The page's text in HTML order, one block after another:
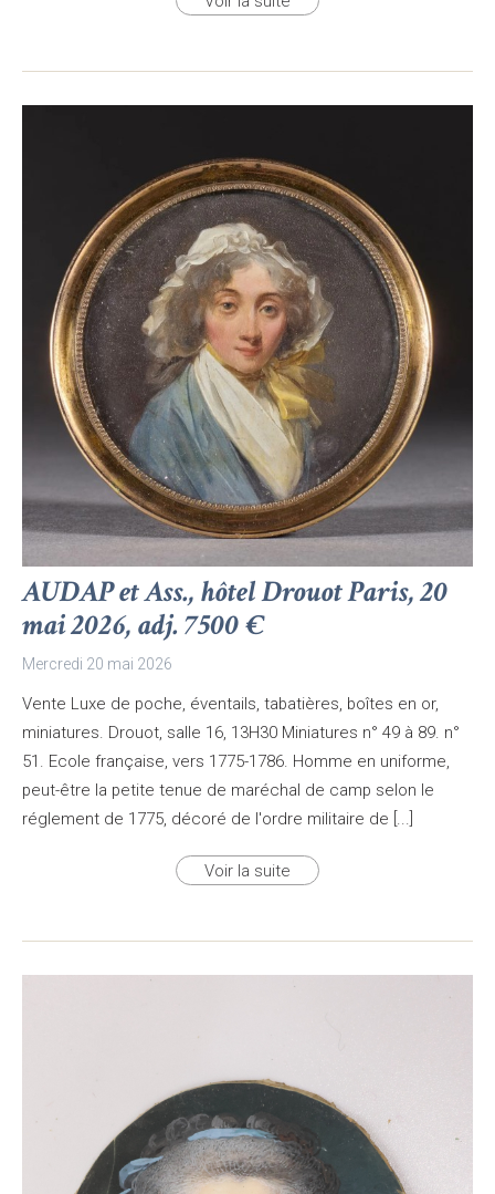
AUDAP et Ass., hôtel Drouot Paris, 20
mai 2026, adj. 7500 €
Mercredi 20 mai 2026
Vente Luxe de poche, éventails, tabatières, boîtes en or,
miniatures. Drouot, salle 16, 13H30 Miniatures n° 49 à 89. n°
51. Ecole française, vers 1775-1786. Homme en uniforme,
peut-être la petite tenue de maréchal de camp selon le
réglement de 1775, décoré de l'ordre militaire de [...]
Voir la suite